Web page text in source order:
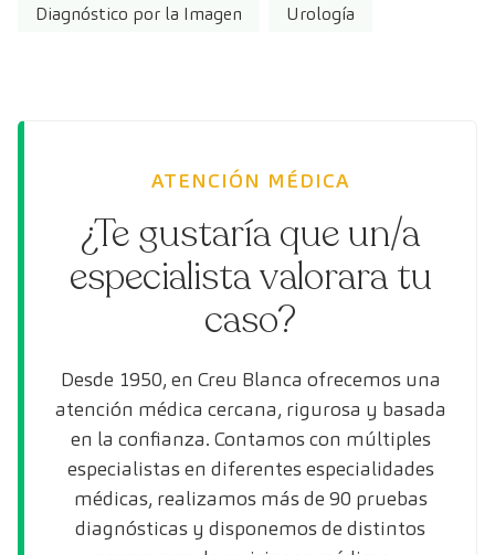
Diagnóstico por la Imagen Urología
ATENCIÓN MÉDICA
¿Te gustaría que un/a
especialista valorara tu
caso?
Desde 1950, en Creu Blanca ofrecemos una
atención médica cercana, rigurosa y basada
en la confianza. Contamos con múltiples
especialistas en diferentes especialidades
médicas, realizamos más de 90 pruebas
diagnósticas y disponemos de distintos